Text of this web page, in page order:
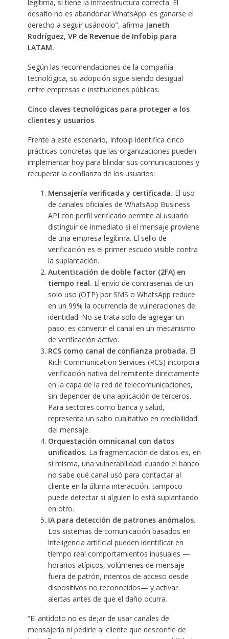
legítima, si tiene la infraestructura correcta. El
desafío no es abandonar WhatsApp: es ganarse el
derecho a seguir usándolo”, afirma Janeth
Rodríguez, VP de Revenue de Infobip para
LATAM.
Según las recomendaciones de la compañía
tecnológica, su adopción sigue siendo desigual
entre empresas e instituciones públicas.
Cinco claves tecnológicas para proteger a los
clientes y usuarios
Frente a este escenario, Infobip identifica cinco
prácticas concretas que las organizaciones pueden
implementar hoy para blindar sus comunicaciones y
recuperar la confianza de los usuarios:
Mensajería verificada y certificada. El uso
de canales oficiales de WhatsApp Business
API con perfil verificado permite al usuario
distinguir de inmediato si el mensaje proviene
de una empresa legítima. El sello de
verificación es el primer escudo visible contra
la suplantación.
Autenticación de doble factor (2FA) en
tiempo real. El envío de contraseñas de un
solo uso (OTP) por SMS o WhatsApp reduce
en un 99% la ocurrencia de vulneraciones de
identidad. No se trata solo de agregar un
paso: es convertir el canal en un mecanismo
de verificación activo.
RCS como canal de confianza probada. El
Rich Communication Services (RCS) incorpora
verificación nativa del remitente directamente
en la capa de la red de telecomunicaciones,
sin depender de una aplicación de terceros.
Para sectores como banca y salud,
representa un salto cualitativo en credibilidad
del mensaje.
Orquestación omnicanal con datos
unificados. La fragmentación de datos es, en
sí misma, una vulnerabilidad: cuando el banco
no sabe qué canal usó para contactar al
cliente en la última interacción, tampoco
puede detectar si alguien lo está suplantando
en otro.
IA para detección de patrones anómalos.
Los sistemas de comunicación basados en
inteligencia artificial pueden identificar en
tiempo real comportamientos inusuales —
horarios atípicos, volúmenes de mensaje
fuera de patrón, intentos de acceso desde
dispositivos no reconocidos— y activar
alertas antes de que el daño ocurra.
“El antídoto no es dejar de usar canales de
mensajería ni pedirle al cliente que desconfíe de